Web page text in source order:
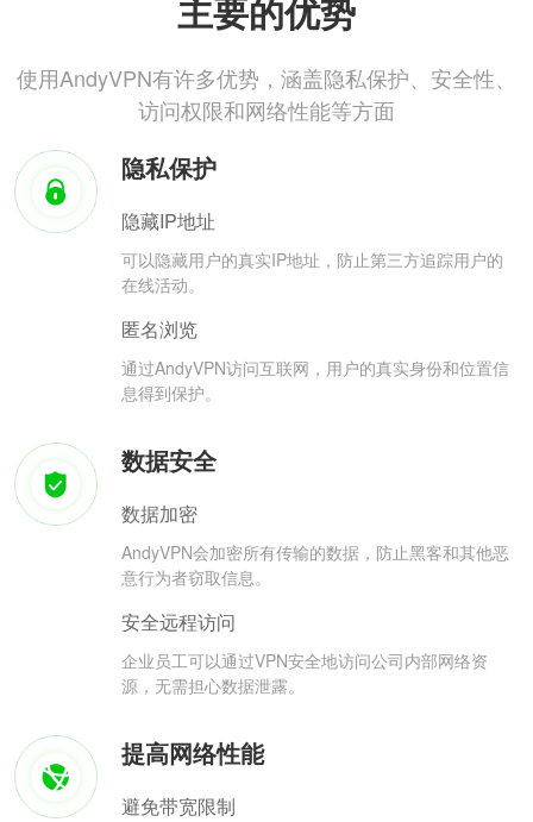
主要的优势
使用AndyVPN有许多优势，涵盖隐私保护、安全性、
访问权限和网络性能等方面
隐私保护
隐藏IP地址
可以隐藏用户的真实IP地址，防止第三方追踪用户的
在线活动。
匿名浏览
通过AndyVPN访问互联网，用户的真实身份和位置信
息得到保护。
数据安全
数据加密
AndyVPN会加密所有传输的数据，防止黑客和其他恶
意行为者窃取信息。
安全远程访问
企业员工可以通过VPN安全地访问公司内部网络资
源，无需担心数据泄露。
提高网络性能
避免带宽限制